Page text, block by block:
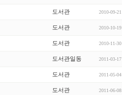
도서관 2010-09-21
도서관 2010-10-19
도서관 2010-11-30
도서관일동 2011-03-17
도서관 2011-05-04
도서관 2011-06-08